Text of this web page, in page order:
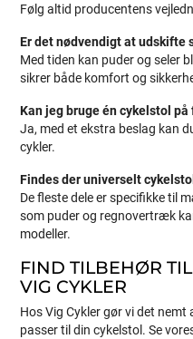
Følg altid producentens
Er det nødvendigt at udskifte
Med tiden kan puder og seler
sikrer både komfort og
Kan jeg bruge én cykelstol på
Ja, med et ekstra beslag kan
cykler.
Findes der universelt
De fleste dele er specifikke til
som puder og regnovertræk
modeller.
FIND TILBEHØR
VIG CYKLER
Hos Vig Cykler gør vi det
passer til din cykelstol. Se